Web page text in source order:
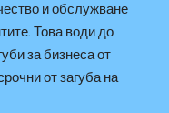
и обслужване
Това води до
за бизнеса от
от загуба на